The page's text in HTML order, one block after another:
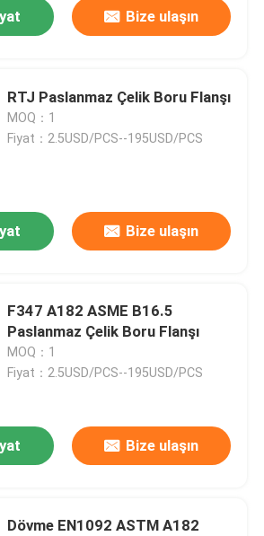
Bize ulaşın
RTJ Paslanmaz Çelik Boru Flanşı
MOQ：1
Fiyat：2.5USD/PCS--195USD/PCS
Bize ulaşın
F347 A182 ASME B16.5
Paslanmaz Çelik Boru Flanşı
MOQ：1
Fiyat：2.5USD/PCS--195USD/PCS
Bize ulaşın
Dövme EN1092 ASTM A182